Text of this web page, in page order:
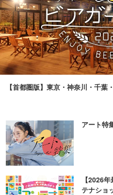
【首都圏版】東京・神奈川・千
アート特
【2026
テナショ